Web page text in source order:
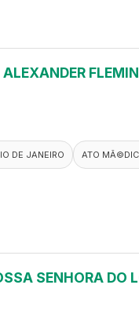
DE JANEIRO ATO
SENHORA DO